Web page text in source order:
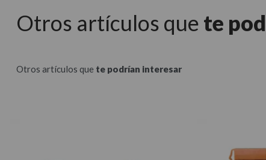
Otros artículos que te
Otros artículos que te podrían interesar